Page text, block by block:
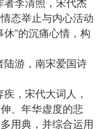
态举止与内心活动
”的沉痛心情，构
游，南宋爱国诗
，宋代大词人，
、年华虚度的悲
用典，并综合运用